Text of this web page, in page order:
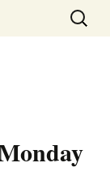
MondayZoeken
naar: